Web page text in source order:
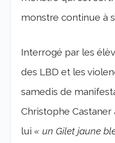
monstre continue à
Interrogé par les
des LBD et les
samedis de
Christophe
lui« un Gilet jaune